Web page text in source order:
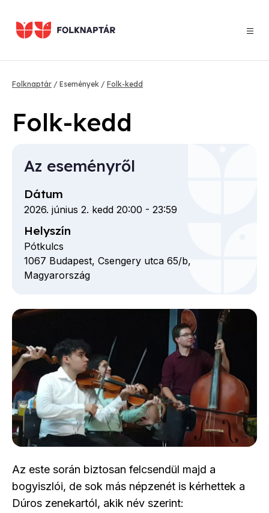
tartalomra
Morzsa
Folknaptár Események Folk-kedd
Folk-kedd
Az este során biztosan felcsendül majd a
bogyiszlói, de sok más népzenét is kérhettek a
Dúros zenekartól, akik név szerint:
Az eseményről
Dátum
2026. június 2. kedd 20:00 - 23:59
Helyszín
Pótkulcs
1067 Budapest, Csengery utca 65/b,
Magyarország